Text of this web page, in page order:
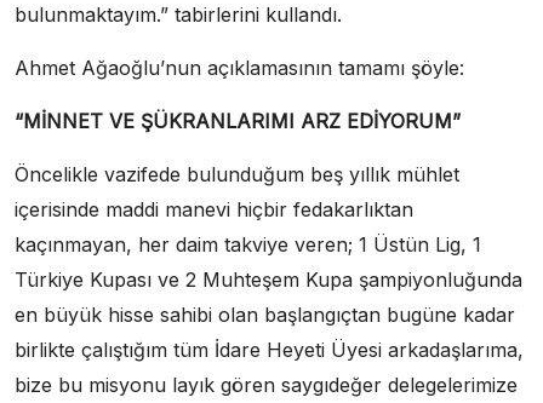
bulunmaktayım.” tabirlerini kullandı.
Ahmet Ağaoğlu’nun açıklamasının tamamı şöyle:
“MİNNET VE ŞÜKRANLARIMI ARZ EDİYORUM”
Öncelikle vazifede bulunduğum beş yıllık mühlet
içerisinde maddi manevi hiçbir fedakarlıktan
kaçınmayan, her daim takviye veren; 1 Üstün Lig, 1
Türkiye Kupası ve 2 Muhteşem Kupa şampiyonluğunda
en büyük hisse sahibi olan başlangıçtan bugüne kadar
birlikte çalıştığım tüm İdare Heyeti Üyesi arkadaşlarıma,
bize bu misyonu layık gören saygıdeğer delegelerimize